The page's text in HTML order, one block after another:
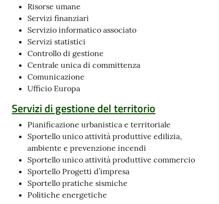
SeguiciRisorse umane
Servizi finanziari
Servizio informatico associato
Servizi statistici
Controllo di gestione
Centrale unica di committenza
Comunicazione
Ufficio Europa
Servizi di gestione del territorio
Pianificazione urbanistica e territoriale
Sportello unico attività produttive edilizia,
ambiente e prevenzione incendi
Sportello unico attività produttive commercio
Sportello Progetti d’impresa
Sportello pratiche sismiche
Politiche energetiche